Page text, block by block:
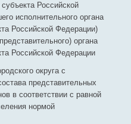
Российской
исполнительного органа
Российской Федерации)
органа
Российской Федерации
округа с
представительных
в соответствии с равной
нормой